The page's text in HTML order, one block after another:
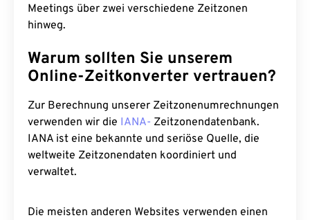
Meetings über zwei verschiedene Zeitzonen
hinweg.
Warum sollten Sie unserem
Online-Zeitkonverter vertrauen?
Zur Berechnung unserer Zeitzonenumrechnungen
verwenden wir die IANA- Zeitzonendatenbank.
IANA ist eine bekannte und seriöse Quelle, die
weltweite Zeitzonendaten koordiniert und
verwaltet.
Die meisten anderen Websites verwenden einen